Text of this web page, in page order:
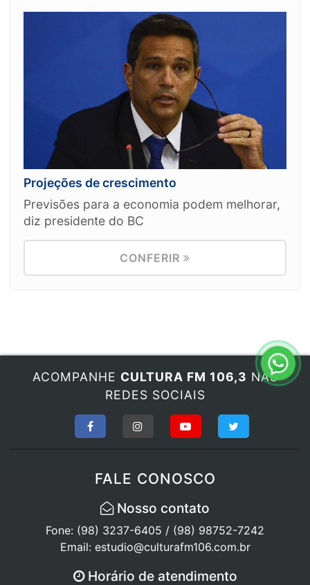
Projeções de crescimento
Previsões para a economia podem melhorar,
diz presidente do BC
CONFERIR
ACOMPANHE CULTURA FM 106,3 NAS
REDES SOCIAIS
FALE CONOSCO
Nosso contato
Fone: (98) 3237-6405 / (98) 98752-7242
Email: estudio@culturafm106.com.br
Horário de atendimento